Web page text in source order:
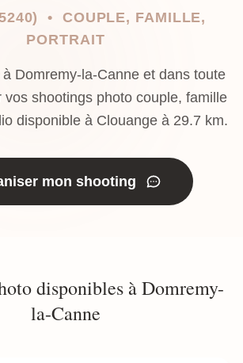
• COUPLE, FAMILLE,
PORTRAIT
Domremy-la-Canne et dans toute
vos shootings photo couple, famille
disponible à Clouange à 29.7 km.
mon shooting
disponibles à Domremy-
la-Canne